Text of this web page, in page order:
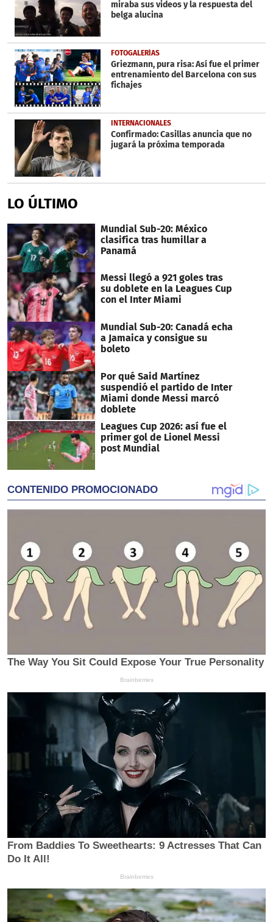
miraba sus videos y la respuesta del
belga alucina
FOTOGALERÍAS
Griezmann, pura risa: Así fue el primer
entrenamiento del Barcelona con sus
fichajes
INTERNACIONALES
Confirmado: Casillas anuncia que no
jugará la próxima temporada
LO ÚLTIMO
Mundial Sub-20: México
clasifica tras humillar a
Panamá
Messi llegó a 921 goles tras
su doblete en la Leagues Cup
con el Inter Miami
Mundial Sub-20: Canadá echa
a Jamaica y consigue su
boleto
Por qué Said Martínez
suspendió el partido de Inter
Miami donde Messi marcó
doblete
Leagues Cup 2026: así fue el
primer gol de Lionel Messi
post Mundial